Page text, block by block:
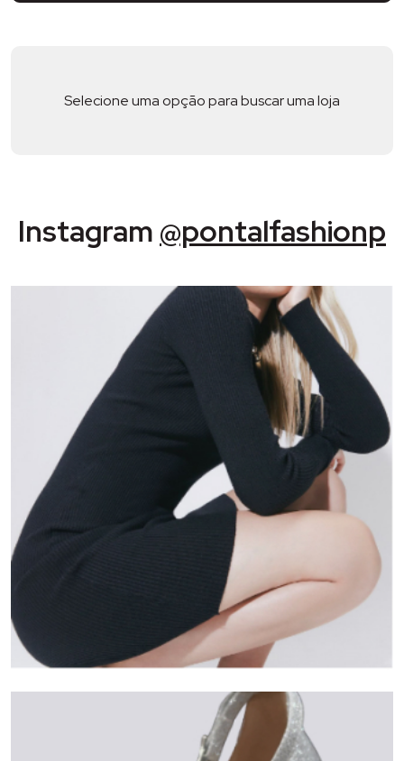
Selecione uma opção para buscar uma loja
Instagram @pontalfashionp